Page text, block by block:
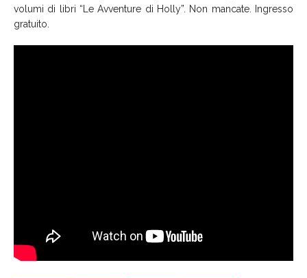
volumi di libri “Le Avventure di Holly”. Non mancate. Ingresso
gratuito.